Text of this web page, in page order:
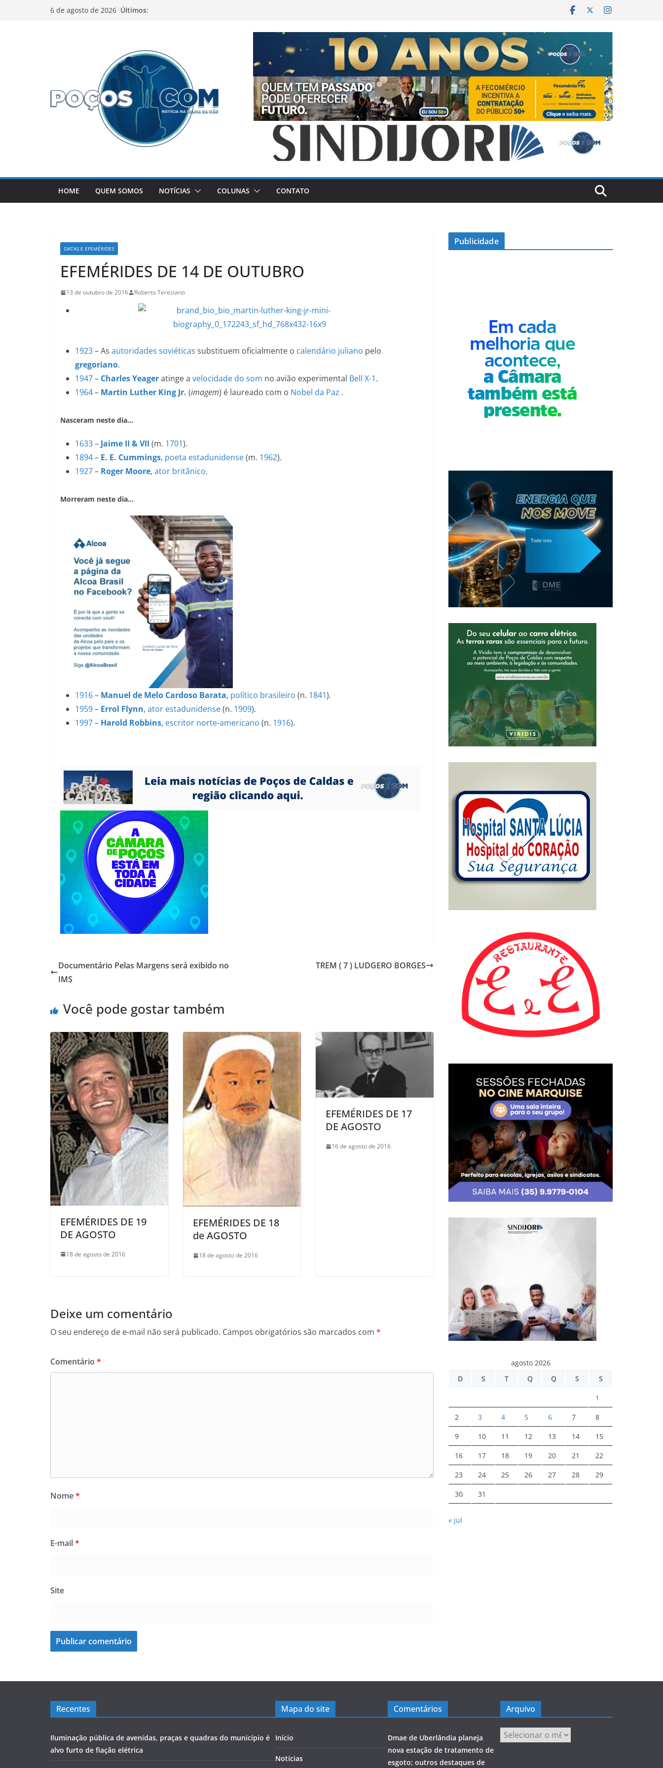
6 de agosto de 2026 Últimos:
HOME QUEM SOMOS NOTÍCIAS COLUNAS CONTATO
DATAS E EFEMÉRIDES
EFEMÉRIDES DE 14 DE OUTUBRO
13 de outubro de 2016 Roberto Tereziano
1923– As autoridades soviéticas substituem oficialmente o calendário juliano pelo
gregoriano.
1947– Charles Yeageratinge a velocidade do som no avião experimental Bell X-1.
1964– Martin Luther King Jr. (imagem) é laureado com o Nobel da Paz .
Nasceram neste dia…
1633– Jaime II & VII (m. 1701).
1894– E. E. Cummings, poeta estadunidense(m. 1962).
1927– Roger Moore, ator britânico.
Morreram neste dia…
1916– Manuel de Melo Cardoso Barata, político brasileiro (n. 1841).
1959– Errol Flynn, ator estadunidense(n. 1909).
1997– Harold Robbins, escritor norte-americano (n. 1916).
Documentário Pelas Margens será exibido no
IMS
TREM ( 7 ) LUDGERO BORGES
Você pode gostar também
EFEMÉRIDES DE 19
DE AGOSTO
18 de agosto de 2016
EFEMÉRIDES DE 18
de AGOSTO
18 de agosto de 2016
EFEMÉRIDES DE 17
DE AGOSTO
16 de agosto de 2016
Deixe um comentário
O seu endereço de e-mail não será publicado. Campos obrigatórios são marcados com *
Comentário *
Nome*
E-mail*
Site
Publicidade
agosto 2026
D
S T Q Q S S
1
2 3 4 5 6 7 8
9 10 11 12 13 14 15
16 17 18 19 20 21 22
23 24 25 26 27 28 29
30 31
« jul
Recentes
Iluminação pública de avenidas, praças e quadras do município é
alvo furto de fiação elétrica
Mapa do site
Início
Notícias
Comentários
Dmae de Uberlândia planeja
nova estação de tratamento de
esgoto; outros destaques de
Arquivo
Arquivo